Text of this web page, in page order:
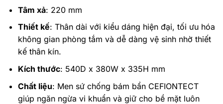
Tâm xả: 220 mm
Thiết kế: Thân dài với kiểu dáng hiện đại, tối ưu hóa
không gian phòng tắm và dễ dàng vệ sinh nhờ thiết
kế thân kín.
Kích thước: 540D x 380W x 335H mm
Chất liệu: Men sứ chống bám bẩn CEFIONTECT
giúp ngăn ngừa vi khuẩn và giữ cho bề mặt luôn